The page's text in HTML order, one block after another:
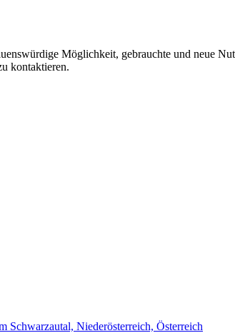
Möglichkeit, gebrauchte und neue
kontaktieren.
Schwarzautal, Niederösterreich, Österreich